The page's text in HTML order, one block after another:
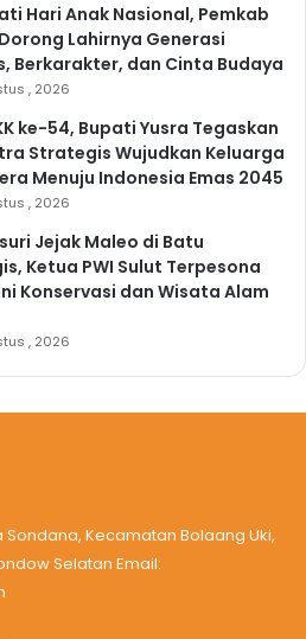
Hari Anak Nasional, Pemkab
Lahirnya Generasi
Berkarakter, dan Cinta Budaya
, 2026
ke-54, Bupati Yusra Tegaskan
Strategis Wujudkan Keluarga
Menuju Indonesia Emas 2045
, 2026
Jejak Maleo di Batu
Ketua PWI Sulut Terpesona
Konservasi dan Wisata Alam
, 2026
Sondana, Kecamatan Bolaang Uki,
Selatan Email: